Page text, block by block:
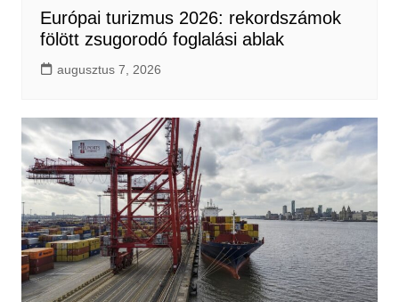
Európai turizmus 2026: rekordszámok
fölött zsugorodó foglalási ablak
augusztus 7, 2026